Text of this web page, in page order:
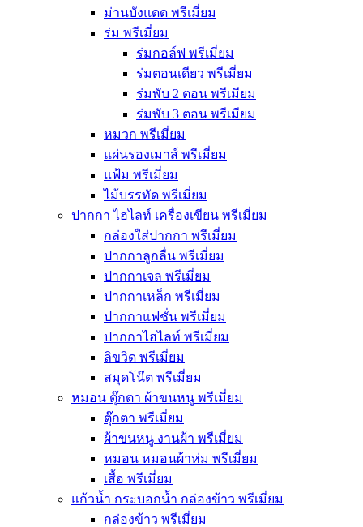
ม่านบังแดด พรีเมี่ยม
ร่ม พรีเมี่ยม
ร่มกอล์ฟ พรีเมี่ยม
ร่มตอนเดียว พรีเมี่ยม
ร่มพับ 2 ตอน พรีเมียม
ร่มพับ 3 ตอน พรีเมียม
หมวก พรีเมี่ยม
แผ่นรองเมาส์ พรีเมี่ยม
แฟ้ม พรีเมี่ยม
ไม้บรรทัด พรีเมี่ยม
ปากกา ไฮไลท์ เครื่องเขียน พรีเมี่ยม
กล่องใส่ปากกา พรีเมี่ยม
ปากกาลูกลื่น พรีเมี่ยม
ปากกาเจล พรีเมี่ยม
ปากกาเหล็ก พรีเมี่ยม
ปากกาแฟชั่น พรีเมี่ยม
ปากกาไฮไลท์ พรีเมี่ยม
ลิขวิด พรีเมี่ยม
สมุดโน๊ต พรีเมี่ยม
หมอน ตุ๊กตา ผ้าขนหนู พรีเมี่ยม
ตุ๊กตา พรีเมี่ยม
ผ้าขนหนู งานผ้า พรีเมี่ยม
หมอน หมอนผ้าห่ม พรีเมี่ยม
เสื้อ พรีเมี่ยม
แก้วน้ำ กระบอกน้ำ กล่องข้าว พรีเมี่ยม
กล่องข้าว พรีเมี่ยม